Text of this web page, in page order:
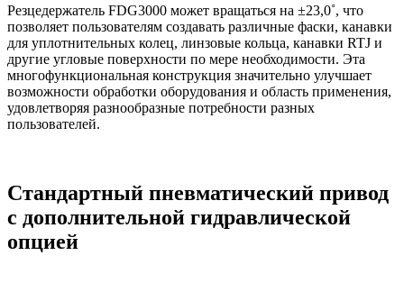
Резцедержатель FDG3000 может вращаться на ±23,0˚, что
позволяет пользователям создавать различные фаски, канавки
для уплотнительных колец, линзовые кольца, канавки RTJ и
другие угловые поверхности по мере необходимости. Эта
многофункциональная конструкция значительно улучшает
возможности обработки оборудования и область применения,
удовлетворяя разнообразные потребности разных
пользователей.
Стандартный пневматический привод
с дополнительной гидравлической
опцией